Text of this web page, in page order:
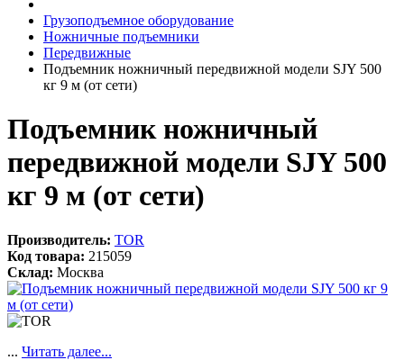
Грузоподъемное оборудование
Ножничные подъемники
Передвижные
Подъемник ножничный передвижной модели SJY 500
кг 9 м (от сети)
Подъемник ножничный
передвижной модели SJY 500
кг 9 м (от сети)
Производитель: TOR
Код товара: 215059
Склад: Москва
... Читать далее...